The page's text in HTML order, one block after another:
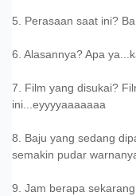
5. Perasaan saat ini?
6. Alasannya? Apa
7. Film yang disukai?
ini...eyyyyaaaaaaa
8. Baju yang sedang
semakin pudar
9. Jam berapa